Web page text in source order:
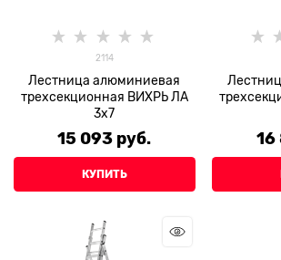
2114
Лестница алюминиевая
трехсекционная ВИХРЬ ЛА
3х7
15 093 руб.
КУПИТЬ
16